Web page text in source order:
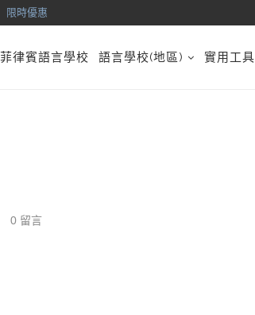
限時優惠
菲律賓語言學校 語言學校(地區) 實用工具
0 留言